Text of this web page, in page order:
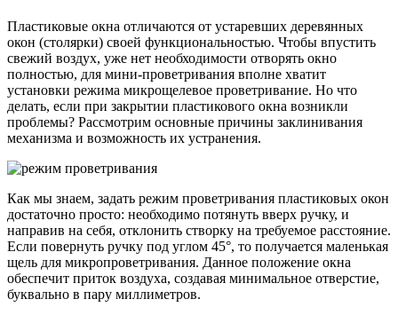
Пластиковые окна отличаются от устаревших деревянных
окон (столярки) своей функциональностью. Чтобы впустить
свежий воздух, уже нет необходимости отворять окно
полностью, для мини-проветривания вполне хватит
установки режима микрощелевое проветривание. Но что
делать, если при закрытии пластикового окна возникли
проблемы? Рассмотрим основные причины заклинивания
механизма и возможность их устранения.
Как мы знаем, задать режим проветривания пластиковых окон
достаточно просто: необходимо потянуть вверх ручку, и
направив на себя, отклонить створку на требуемое расстояние.
Если повернуть ручку под углом 45°, то получается маленькая
щель для микропроветривания. Данное положение окна
обеспечит приток воздуха, создавая минимальное отверстие,
буквально в пару миллиметров.